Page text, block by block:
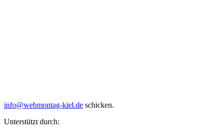
info@webmontag-kiel.de schicken.
Unterstützt durch: